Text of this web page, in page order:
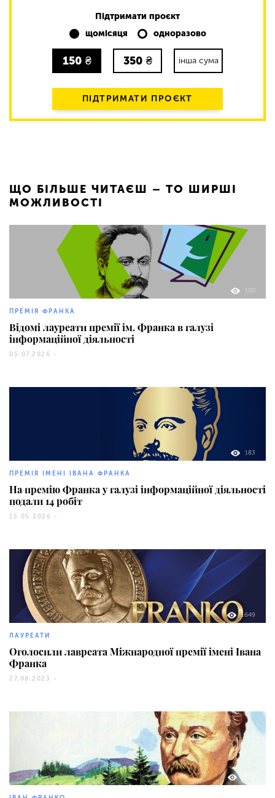
Підтримати проєкт
щомісяця
одноразово
150 ₴ 350 ₴ інша сума
ПІДТРИМАТИ ПРОЄКТ
ЩО БІЛЬШЕ ЧИТАЄШ – ТО ШИРШІ
МОЖЛИВОСТІ
100
ПРЕМІЯ ФРАНКА
Відомі лауреати премії ім. Франка в галузі
інформаційної діяльності
05.07.2026 -
183
ПРЕМІЯ ІМЕНІ ІВАНА ФРАНКА
На премію Франка у галузі інформаційної діяльності
подали 14 робіт
15.05.2026 -
1649
ЛАУРЕАТИ
Оголосили лавреата Міжнародної премії імені Івана
Франка
27.08.2023 -